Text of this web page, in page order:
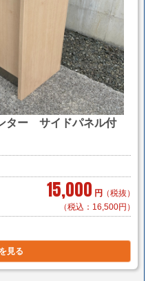
ター サイドパネル付
15,000 円 （税抜）
（税込：16,500円）
見る